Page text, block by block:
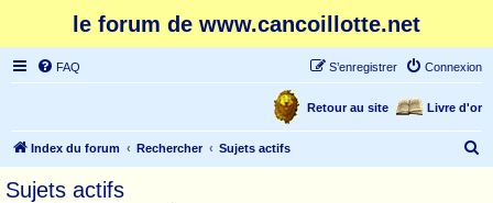
le forum de www.cancoillotte.net
FAQ Connexion
S’enregistrer
Livre d'or
Retour au site
Index du forum Rechercher Sujets actifs
Sujets actifs